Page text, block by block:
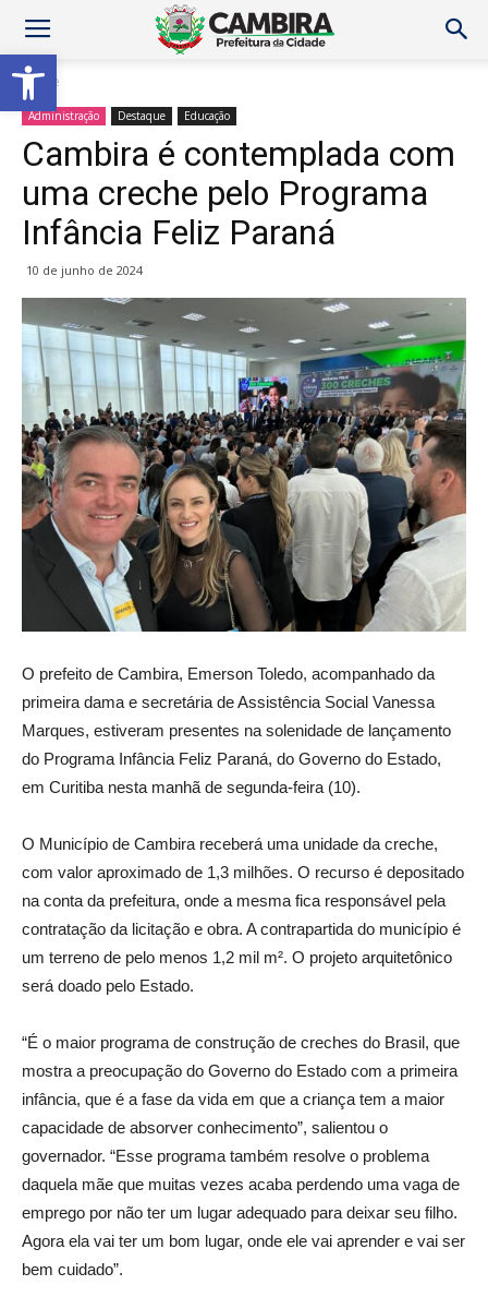
Abrir a barra de ferramentas
Home
Administração Destaque Educação
Cambira é contemplada com
uma creche pelo Programa
Infância Feliz Paraná
10 de junho de 2024
O prefeito de Cambira, Emerson Toledo, acompanhado da
primeira dama e secretária de Assistência Social Vanessa
Marques, estiveram presentes na solenidade de lançamento
do Programa Infância Feliz Paraná, do Governo do Estado,
em Curitiba nesta manhã de segunda-feira (10).
O Município de Cambira receberá uma unidade da creche,
com valor aproximado de 1,3 milhões. O recurso é depositado
na conta da prefeitura, onde a mesma fica responsável pela
contratação da licitação e obra. A contrapartida do município é
um terreno de pelo menos 1,2 mil m². O projeto arquitetônico
será doado pelo Estado.
“É o maior programa de construção de creches do Brasil, que
mostra a preocupação do Governo do Estado com a primeira
infância, que é a fase da vida em que a criança tem a maior
capacidade de absorver conhecimento”, salientou o
governador. “Esse programa também resolve o problema
daquela mãe que muitas vezes acaba perdendo uma vaga de
emprego por não ter um lugar adequado para deixar seu filho.
Agora ela vai ter um bom lugar, onde ele vai aprender e vai ser
bem cuidado”.